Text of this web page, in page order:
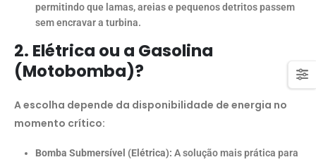
permitindo que lamas, areias e pequenos detritos passem
sem encravar a turbina.
2. Elétrica ou a Gasolina
(Motobomba)?
A escolha depende da disponibilidade de energia no
momento crítico:
Bomba Submersível (Elétrica): A solução mais prática para